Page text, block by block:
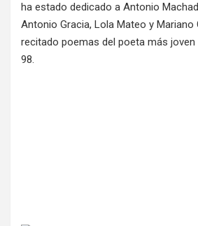
ha estado dedicado a Antonio
Antonio Gracia, Lola Mateo y Mariano
recitado poemas del poeta más joven
98.